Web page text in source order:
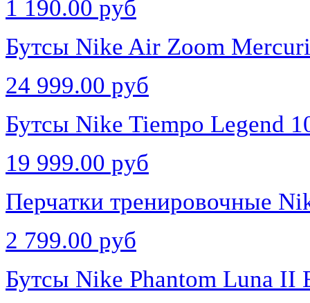
1 190.00 руб
Бутсы Nike Air Zoom
24 999.00 руб
Бутсы Nike Tiempo Legend
19 999.00 руб
Перчатки тренировочные
2 799.00 руб
Бутсы Nike Phantom Luna II